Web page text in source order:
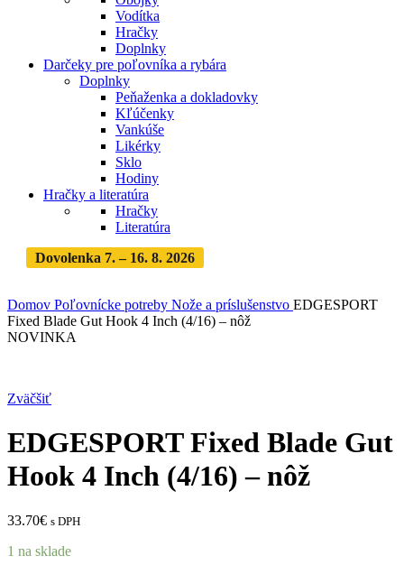
Vodítka
Hračky
Doplnky
Darčeky pre poľovníka a rybára
Doplnky
Peňaženka a dokladovky
Kľúčenky
Vankúše
Likérky
Sklo
Hodiny
Hračky a literatúra
Hračky
Literatúra
Dovolenka 7. – 16. 8. 2026
Domov Poľovnícke potreby Nože a príslušenstvo EDGESPORT
Fixed Blade Gut Hook 4 Inch (4/16) – nôž
NOVINKA
Zväčšiť
EDGESPORT Fixed Blade Gut
Hook 4 Inch (4/16) – nôž
33.70€ s DPH
1 na sklade